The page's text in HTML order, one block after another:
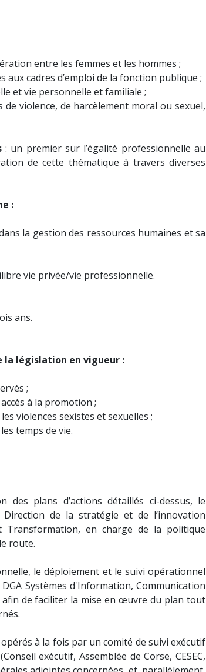
entre les femmes et les hommes ;
aux cadres d’emploi de la fonction publique ;
et vie personnelle et familiale ;
violence, de harcèlement moral ou sexuel,
: un premier sur l’égalité professionnelle au
de cette thématique à travers diverses
:
la gestion des ressources humaines et sa
vie privée/vie professionnelle.
ans.
la législation en vigueur :
;
à la promotion ;
violences sexistes et sexuelles ;
temps de vie.
des plans d’actions détaillés ci-dessus, le
de la stratégie et de l’innovation
Transformation, en charge de la politique
route.
le déploiement et le suivi opérationnel
Systèmes d'Information, Communication
de faciliter la mise en œuvre du plan tout
à la fois par un comité de suivi exécutif
exécutif, Assemblée de Corse, CESEC,